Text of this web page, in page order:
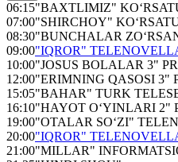
06:15"BAXTLIMIZ"
07:00"SHIRCHOY"
08:30"BUNCHALAR
09:00"IQROR"
10:00"JOSUS BOLALAR 3"
12:00"ERIMNING QASOSI 3"
15:05"BAHAR" TURK
16:10"HAYOT O‘YINLARI 2"
19:00"OTALAR SO‘ZI"
20:00"IQROR"
21:00"MILLAR"